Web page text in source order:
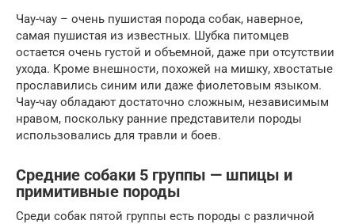
Чау-чау – очень пушистая порода собак, наверное,
самая пушистая из известных. Шубка питомцев
остается очень густой и объемной, даже при отсутствии
ухода. Кроме внешности, похожей на мишку, хвостатые
прославились синим или даже фиолетовым языком.
Чау-чау обладают достаточно сложным, независимым
нравом, поскольку ранние представители породы
использовались для травли и боев.
Средние собаки 5 группы — шпицы и
примитивные породы
Среди собак пятой группы есть породы с различной